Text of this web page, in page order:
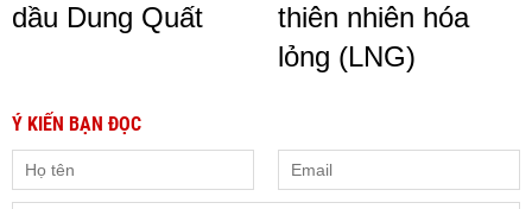
dầu Dung Quất
thiên nhiên hóa
lỏng (LNG)
Ý KIẾN BẠN ĐỌC